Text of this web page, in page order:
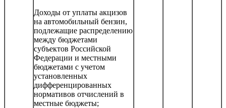
Доходы от уплаты акцизов
на автомобильный бензин,
подлежащие распределению
между бюджетами
субъектов Российской
Федерации и местными
бюджетами с учетом
установленных
дифференцированных
нормативов отчислений в
местные бюджеты;